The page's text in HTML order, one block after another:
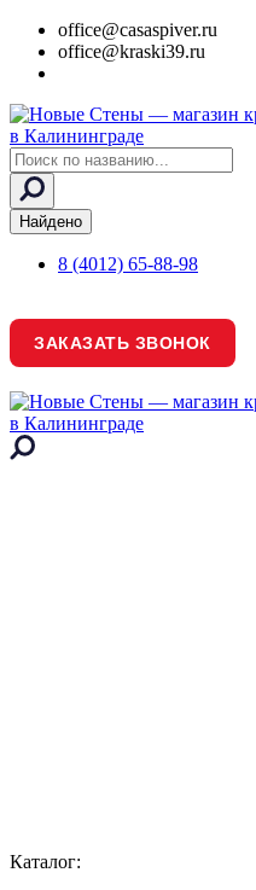
office@casaspiver.ru
office@kraski39.ru
Search
...
Найдено
8 (4012) 65-88-98
ЗАКАЗАТЬ ЗВОНОК
Каталог: